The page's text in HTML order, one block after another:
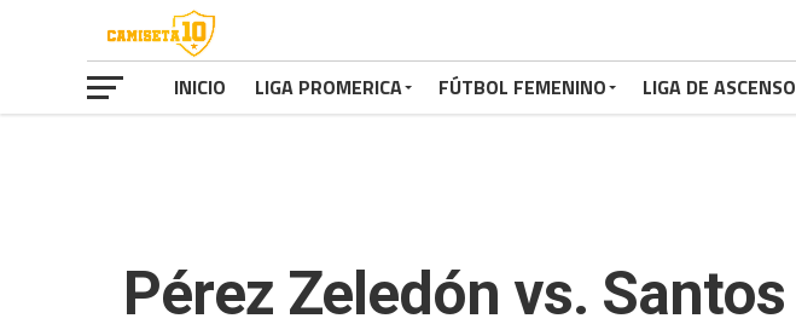
INICIO LIGA PROMERICA FÚTBOL FEMENINO LIGA DE ASCENSO
Pérez Zeledón vs. Santos